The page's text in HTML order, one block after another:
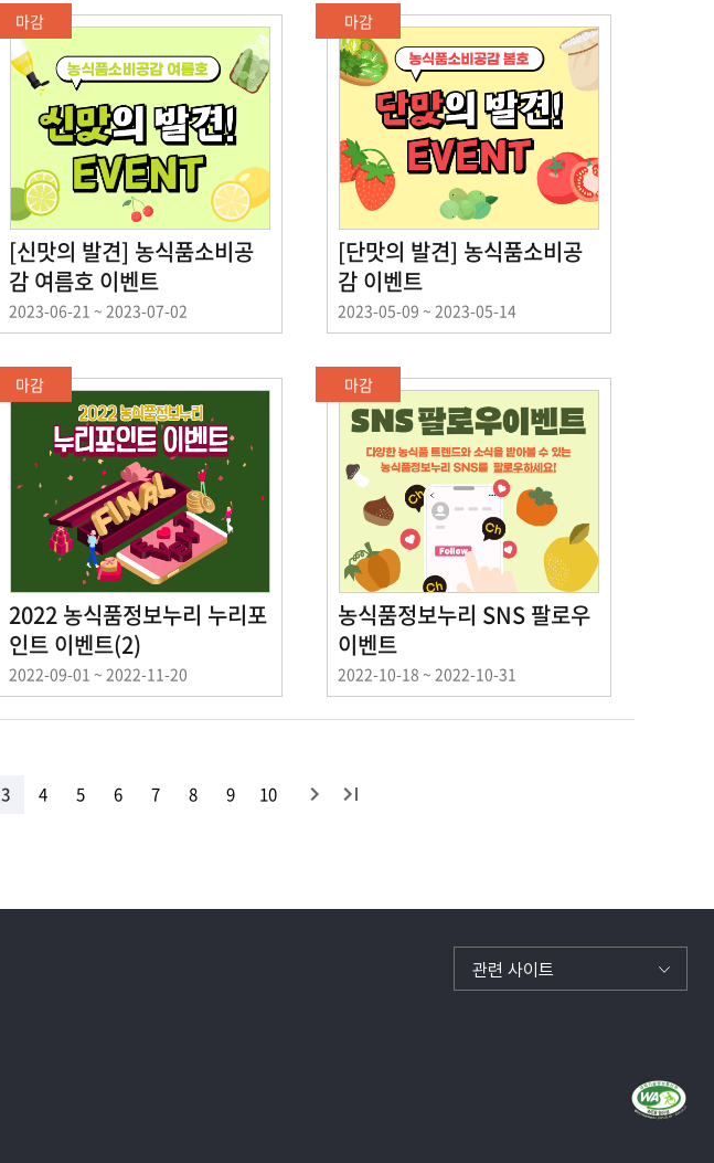
기
간
기
간
[신맛의 발견] 농식품소비공
감 여름호 이벤트
이
벤
기
간
2023-06-21 ~ 2023-07-02
마감
[단맛의 발견] 농식품소비공
감 이벤트
이
벤
기
간
2023-05-09 ~ 2023-05-14
마감
2022 농식품정보누리 누리포
인트 이벤트(2)
이
벤
트
2022-09-01 ~ 2022-11-20
마감
농식품정보누리 SNS 팔로우
이벤트
이
벤
트
2022-10-18 ~ 2022-10-31
마감
3 4 5 6 7 8 9 10
다
록
관련 사이트